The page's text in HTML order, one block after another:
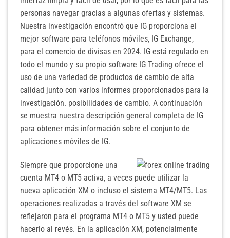
personas navegar gracias a algunas ofertas y sistemas.
Nuestra investigación encontró que IG proporciona el
mejor software para teléfonos móviles, IG Exchange,
para el comercio de divisas en 2024. IG está regulado en
todo el mundo y su propio software IG Trading ofrece el
uso de una variedad de productos de cambio de alta
calidad junto con varios informes proporcionados para la
investigación. posibilidades de cambio. A continuación
se muestra nuestra descripción general completa de IG
para obtener más información sobre el conjunto de
aplicaciones móviles de IG.
Siempre que proporcione una
cuenta MT4 o MT5 activa, a veces puede utilizar la
nueva aplicación XM o incluso el sistema MT4/MT5. Las
operaciones realizadas a través del software XM se
reflejaron para el programa MT4 o MT5 y usted puede
hacerlo al revés. En la aplicación XM, potencialmente